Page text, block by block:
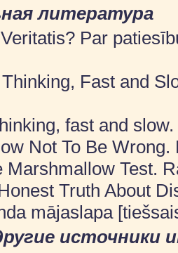
литература
Par
Fast and
fast and
Not To Be
Marshmallow Test.
Truth About
mājaslapa
источники